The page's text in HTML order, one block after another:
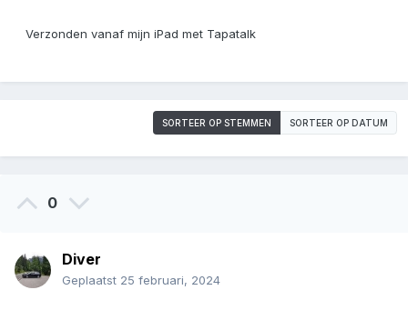
Verzonden vanaf mijn iPad met Tapatalk
SORTEER OP STEMMEN SORTEER OP DATUM
0
Diver
Geplaatst 25 februari, 2024